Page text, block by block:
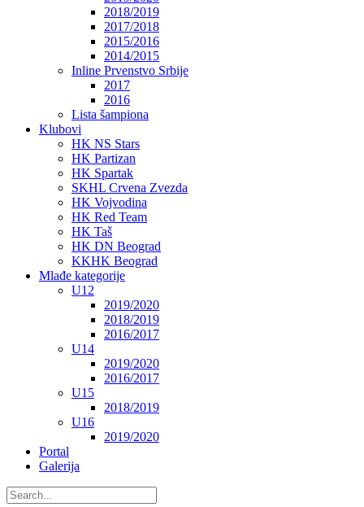
2018/2019
2017/2018
2015/2016
2014/2015
Inline Prvenstvo Srbije
2017
2016
Lista šampiona
Klubovi
HK NS Stars
HK Partizan
HK Spartak
SKHL Crvena Zvezda
HK Vojvodina
HK Red Team
HK Taš
HK DN Beograd
KKHK Beograd
Mlađe kategorije
U12
2019/2020
2018/2019
2016/2017
U14
2019/2020
2016/2017
U15
2018/2019
U16
2019/2020
Portal
Galerija